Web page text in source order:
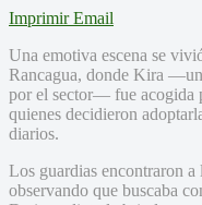
Imprimir Email
Una emotiva escena se
Rancagua, donde Kira
por el sector— fue acogida
quienes decidieron
diarios.
Los guardias encontraron
observando que buscaba